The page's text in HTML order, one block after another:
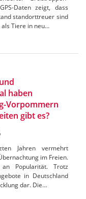
Daten zeigt, dass
standorttreuer sind
Tiere in neu…
haben
Vorpommern
gibt es?
Jahren vermehrt
im Freien.
an Popularität. Trotz
in Deutschland
dar. Die…